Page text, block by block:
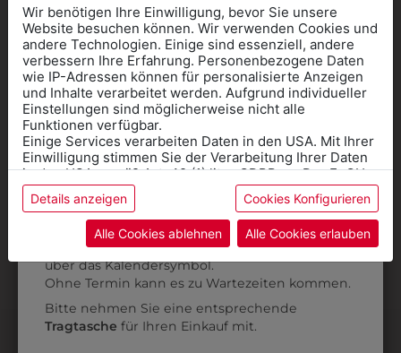
INFORMATIONSFOLDER
HLW & FW 1. JAHRGANG
INFORMATIONSFOLDER
FW 2. KLASSE
Informationen wenn Sie
Kleidung
für die SCHULE
benötigen
Online Shop: Klick auf SCHULE in der
Kategorie und die richtige Schule auswählen.
AnprobeVorort im Geschäft: Termin buchen
über das Kalendersymbol.
Ohne Termin kann es zu Wartezeiten kommen.
Bitte nehmen Sie eine entsprechende
Tragtasche für Ihren Einkauf mit.
Wir benötigen Ihre Einwilligung, bevor Sie unsere
Website besuchen können. Wir verwenden Cookies und
andere Technologien. Einige sind essenziell, andere
verbessern Ihre Erfahrung. Personenbezogene Daten
wie IP-Adressen können für personalisierte Anzeigen
und Inhalte verarbeitet werden. Aufgrund individueller
Einstellungen sind möglicherweise nicht alle
Funktionen verfügbar.
Einige Services verarbeiten Daten in den USA. Mit Ihrer
Einwilligung stimmen Sie der Verarbeitung Ihrer Daten
in den USA gemäß Art. 49 (1) lit. a GDPR zu. Der EuGH
stuft die USA als Land mit unzureichendem Datenschutz
ein, und es besteht das Risiko, dass US-Behörden
Daten ohne Klagemöglichkeit für Europäer überwachen.
Datenschutzerklärungbzw. im
Details anzeigen Cookies Konfigurieren
Alle Cookies ablehnen Alle Cookies erlauben